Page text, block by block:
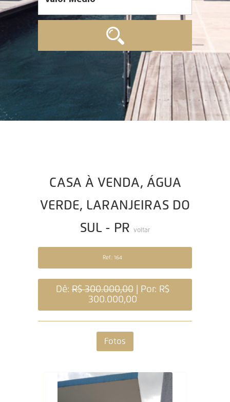
CASA À VENDA, ÁGUA
VERDE, LARANJEIRAS DO
SUL - PR
voltar
Ref.: 164
Dê:R$ 300.000,00| Por: R$
300.000,00
Fotos